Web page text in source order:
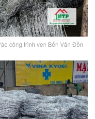
công trình ven Bến Vân Đồn